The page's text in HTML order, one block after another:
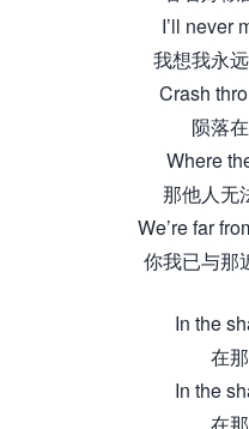
I’ll never
我想我永
Crash
陨落
Where
那他人无
We’re far
你我已与那
In the
在
In the